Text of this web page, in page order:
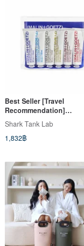
Best Seller [Travel
Recommendation]
(MALIN+GOETZ)
Skincare Travel Set
Shark Tank Lab
1,832฿